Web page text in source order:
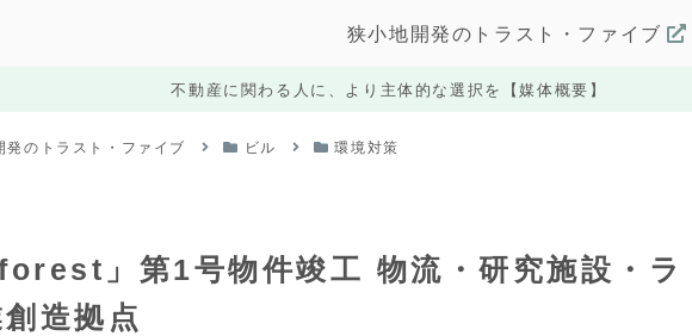
狭小地開発のトラスト・ファイブ
不動産に関わる人に、より主体的な選択を【媒体概要】
のトラスト・ファイブ ビル 環境対策
」第1号物件竣工 物流・研究施設・ラ
造拠点